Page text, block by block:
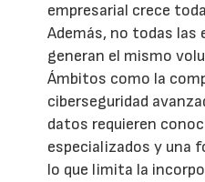
empresarial crece
Además, no todas las
generan el mismo
Ámbitos como la
ciberseguridad
datos requieren
especializados y una
lo que limita la